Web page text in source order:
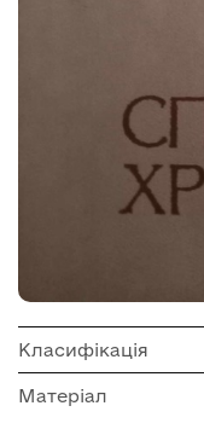
Класифікація
Матеріал